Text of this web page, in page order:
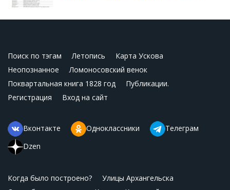
Поиск по тэгам Летопись
Карта Ускова
Неопознанное
Ломоносовский венок
Поквартальная книга 1828 год
Публикации.
Регистрация
Вход на сайт
Вконтакте Одноклассники
Телеграм
Dzen
Когда было построено?
Улицы Архангельска